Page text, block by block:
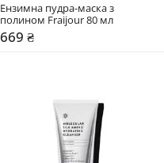
Ензимна пудра-маска з
полином Fraijour 80 мл
669 ₴